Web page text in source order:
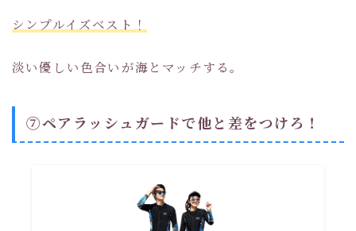
シンプルイズベスト！
淡い優しい色合いが海とマッチする。
⑦ペアラッシュガードで他と差をつけろ！